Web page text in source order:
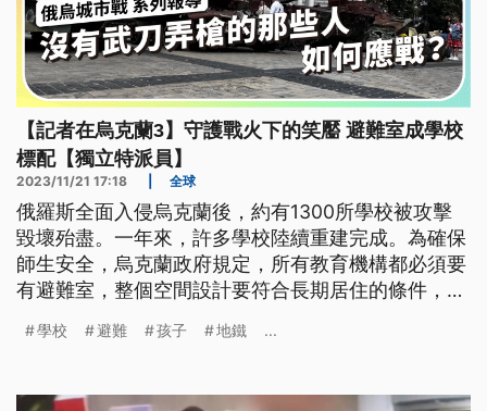
【記者在烏克蘭3】守護戰火下的笑靨 避難室成學校
標配【獨立特派員】
2023/11/21 17:18 全球
俄羅斯全面入侵烏克蘭後，約有1300所學校被攻擊
毀壞殆盡。一年來，許多學校陸續重建完成。為確保
師生安全，烏克蘭政府規定，所有教育機構都必須要
有避難室，整個空間設計要符合長期居住的條件，包
並且能容納全校人數。沒有避難室，就不能營運。
學校 避難 孩子 地鐵 ...